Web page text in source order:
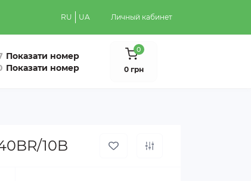
RU UA Личный кабинет
Показати номер
Показати номер
0
0 грн
10B